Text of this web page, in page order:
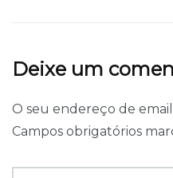
Deixe um
O seu endereço de
Campos obrigatórios